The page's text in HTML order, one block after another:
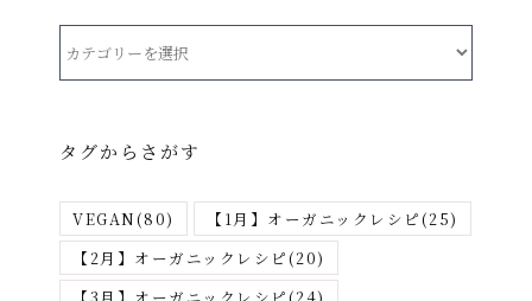
ー
ら
が
タグからさがす
VEGAN(80) 【1月】オーガニックレシピ(25)
【2月】オーガニックレシピ(20)